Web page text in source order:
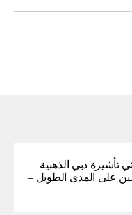
تأشيرة دبي الذهبية
على المدى الطويل –